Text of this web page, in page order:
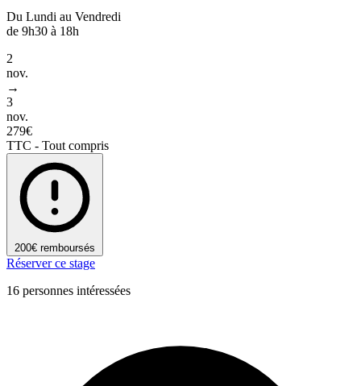
Du Lundi au Vendredi
de 9h30 à 18h
2
nov.
→
3
nov.
279€
TTC - Tout compris
200€ remboursés
Réserver ce stage
16 personnes intéressées